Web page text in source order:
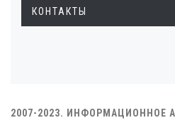
КОНТАКТЫ
2007-2023. ИНФОРМАЦИОННОЕ